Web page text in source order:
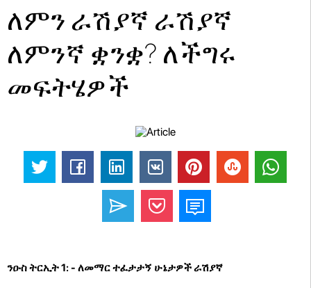
ለምን ራሽያኛ ራሽያኛ
ለምንኛ ቋንቋ? ለችግሩ
መፍትሄዎች
ንዑስ ትርኢት 1: - ለመማር ተፈታታኝ ሁኔታዎች ራሽያኛ